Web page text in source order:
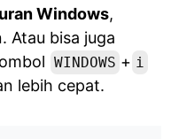
Windows,
Atau bisa juga
WINDOWS + i
lebih cepat.